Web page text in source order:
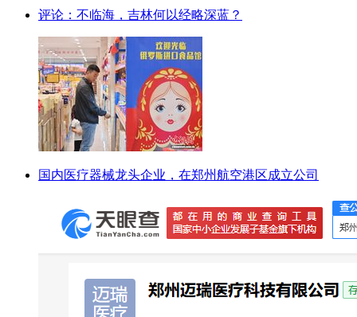
评论：不临海，吉林何以经略深蓝？
国内医疗器械龙头企业，在郑州航空港区成立公司